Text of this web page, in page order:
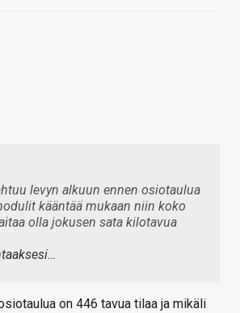
levyn alkuun ennen osiotaulua
kääntää mukaan niin koko
olla jokusen sata kilotavua
on 446 tavua tilaa ja mikäli